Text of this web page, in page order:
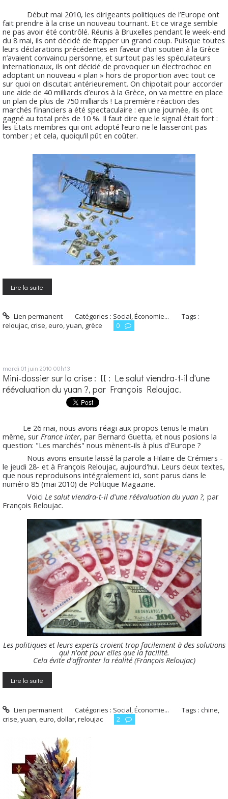
Début mai 2010, les dirigeants politiques de l’Europe ont
fait prendre à la crise un nouveau tournant. Et ce virage semble
ne pas avoir été contrôlé. Réunis à Bruxelles pendant le week-end
du 8 mai, ils ont décidé de frapper un grand coup. Puisque toutes
leurs déclarations précédentes en faveur d’un soutien à la Grèce
n’avaient convaincu personne, et surtout pas les spéculateurs
internationaux, ils ont décidé de provoquer un électrochoc en
adoptant un nouveau « plan » hors de proportion avec tout ce
sur quoi on discutait antérieurement. On chipotait pour accorder
une aide de 40 milliards d’euros à la Grèce, on va mettre en place
un plan de plus de 750 milliards ! La première réaction des
marchés financiers a été spectaculaire : en une journée, ils ont
gagné au total près de 10 %. Il faut dire que le signal était fort :
les États membres qui ont adopté l’euro ne le laisseront pas
tomber ; et cela, quoiqu’il pût en coûter.
Lire la suite
Lien permanent Catégories : Social, Économie...
Tags :
reloujac,crise,euro,yuan, grèce 0
mardi 01 juin 2010 00h13
Mini-dossier sur la crise : II : Le salut viendra-t-il d'une
réévaluation du yuan ?, par François Reloujac.
Le 26 mai, nous avons réagi aux propos tenus le matin
même, sur France inter, par Bernard Guetta, et nous posions la
question: "Les marchés" nous mènent-ils à plus d'Europe ?
Nous avons ensuite laissé la parole a Hilaire de Crémiers -
le jeudi 28- et à François Reloujac, aujourd'hui. Leurs deux textes,
que nous reproduisons intégralement ici, sont parus dans le
numéro 85 (mai 2010) de Politique Magazine.
Voici Le salut viendra-t-il d'une réévaluation du yuan ?, par
François Reloujac.
Les politiques et leurs experts croient trop facilement à des solutions
qui n'ont pour elles que la facilité.
Cela évite d'affronter la réalité (François Reloujac)
Lire la suite
Lien permanent Catégories : Social, Économie... Tags :chine,
crise,yuan,euro, dollar,reloujac 2